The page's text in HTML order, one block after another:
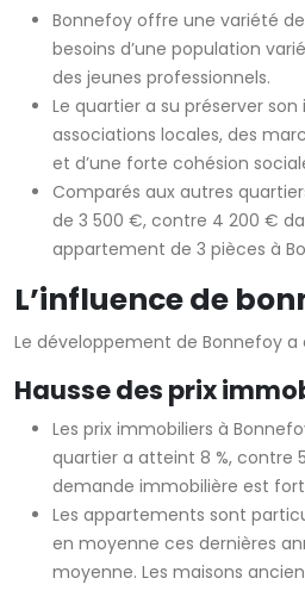
Bonnefoy offre une variété
besoins d’une population
des jeunes professionnels.
Le quartier a su préserver
associations locales, des
et d’une forte cohésion
Comparés aux autres
de 3 500 €, contre 4 200 €
appartement de 3 pièces à
L’influence de
Le développement de Bonnefoy
Hausse des prix
Les prix immobiliers à
quartier a atteint 8 %, contre
demande immobilière est
Les appartements sont
en moyenne ces dernières
moyenne. Les maisons